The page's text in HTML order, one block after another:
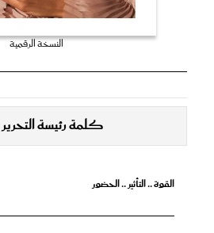
النسخة الرقمية
كلمة رئيسة التحرير
القوة .. التأثير .. الحضور